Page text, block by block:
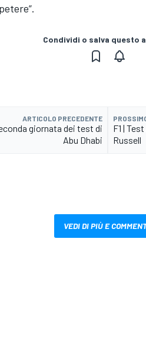
Condividi o salva questo
ARTICOLO PRECEDENTE
giornata dei test di
Abu Dhabi
F1 |
Russell
VEDI DI PIÙ E